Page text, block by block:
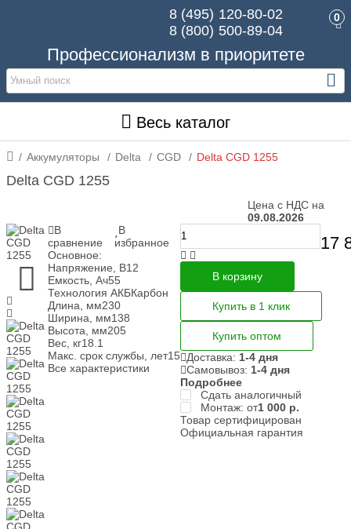
Профессионализм в приоритете
8 (495) 120-80-02
8 (800) 500-89-04
0
Весь каталог
Аккумуляторы Delta CGD Delta CGD 1255
Delta CGD 1255
Цена с НДС на
09.08.2026
В
сравнение
В
избранное
Основное:
Напряжение, В12
Емкость, Ач55
Технология АКБКарбон
Длина, мм230
Ширина, мм138
Высота, мм205
Вес, кг18.1
Макс. срок службы, лет15
Все характеристики
17
В корзину
Купить в 1 клик
Купить оптом
Доставка: 1-4 дня
Самовывоз: 1-4 дня
Подробнее
Сдать аналогичный
Монтаж: от1 000 р.
Товар сертифицирован
Официальная гарантия